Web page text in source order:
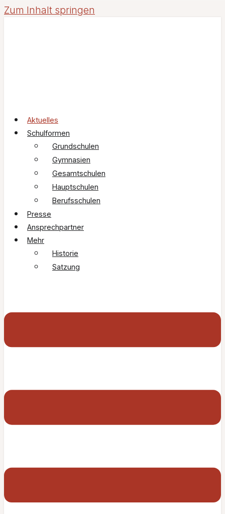
Zum Inhalt springen
Aktuelles
Schulformen
Grundschulen
Gymnasien
Gesamtschulen
Hauptschulen
Berufsschulen
Presse
Ansprechpartner
Mehr
Historie
Satzung